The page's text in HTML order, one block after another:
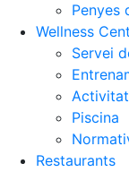
Penyes
Wellness
Servei
Piscina
Restaurants